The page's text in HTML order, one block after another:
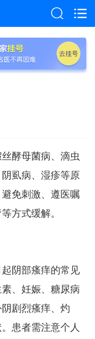
酵母菌病、滴虫
虱病、湿疹等原
免刺激、遵医嘱
方式缓解。
阴部瘙痒的常见
、妊娠、糖尿病
剧烈瘙痒、灼
患者需注意个人